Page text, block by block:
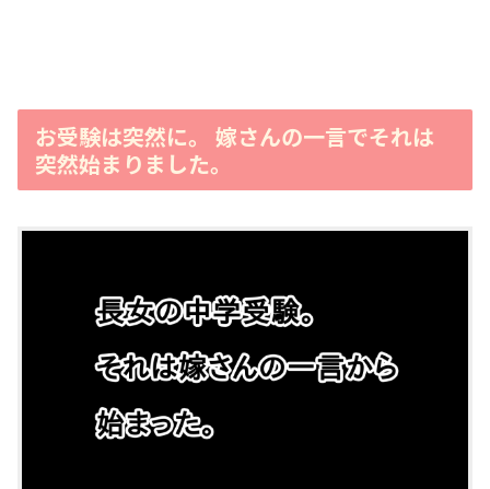
お受験は突然に。 嫁さんの一言でそれは
突然始まりました。